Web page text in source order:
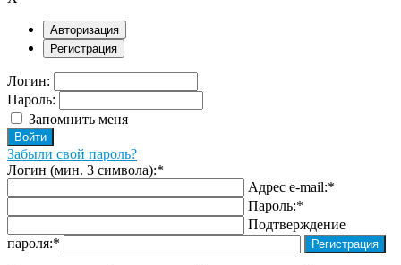
Авторизация
Регистрация
Логин:
Пароль:
Запомнить меня
Забыли свой пароль?
Логин (мин. 3 символа):*
Адрес e-mail:*
Пароль:*
Подтверждение
пароля:*